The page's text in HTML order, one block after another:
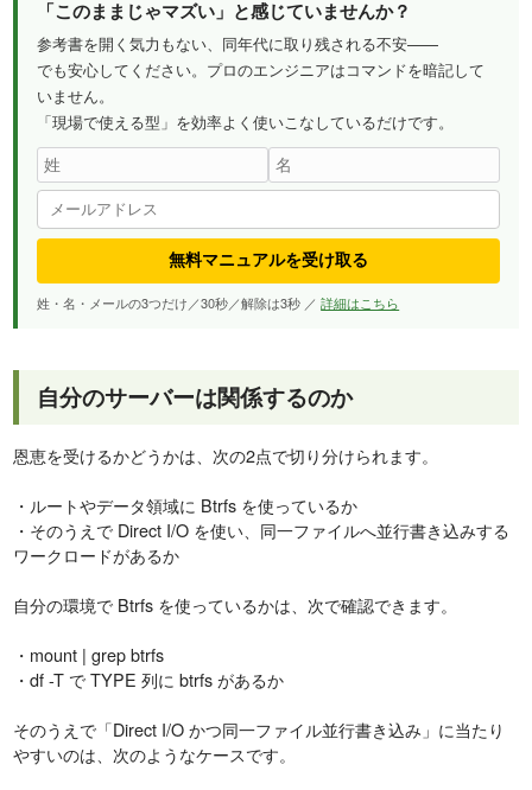
「このままじゃマズい」と感じていませんか？
参考書を開く気力もない、同年代に取り残される不安——
でも安心してください。プロのエンジニアはコマンドを暗記して
いません。
「現場で使える型」を効率よく使いこなしているだけです。
無料マニュアルを受け取る
姓・名・メールの3つだけ／30秒／解除は3秒 ／詳細はこちら
自分のサーバーは関係するのか
恩恵を受けるかどうかは、次の2点で切り分けられます。
・ルートやデータ領域に Btrfs を使っているか
・そのうえで Direct I/O を使い、同一ファイルへ並行書き込みする
ワークロードがあるか
自分の環境で Btrfs を使っているかは、次で確認できます。
・mount | grep btrfs
・df -T で TYPE 列に btrfs があるか
そのうえで「Direct I/O かつ同一ファイル並行書き込み」に当たり
やすいのは、次のようなケースです。